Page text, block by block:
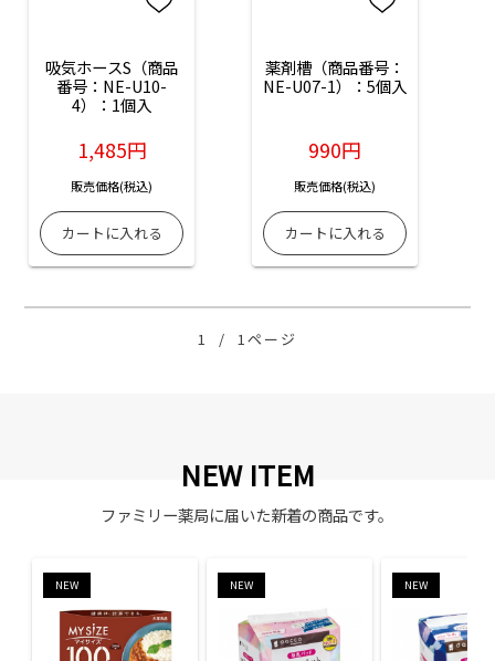
吸気ホースS（商品
番号：NE-U10-
4）：1個入
1,485円
販売価格(税込)
薬剤槽（商品番号：
NE-U07-1）：5個入
990円
販売価格(税込)
1 / 1ページ
NEW ITEM
ファミリー薬局に届いた新着の商品です。
NEW NEW NEW